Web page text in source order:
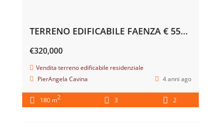
TERRENO EDIFICABILE FAENZA € 550 AL MQ.
€320,000
Vendita terreno edificabile residenziale
PierAngela Cavina
4 anni ago
180 m2 3 2